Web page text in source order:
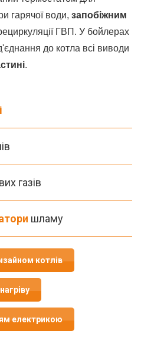
гарячої води, запобіжним
ГВП. У бойлерах
до котла всі виводи
.
газів
шламу
котлів
електрикою